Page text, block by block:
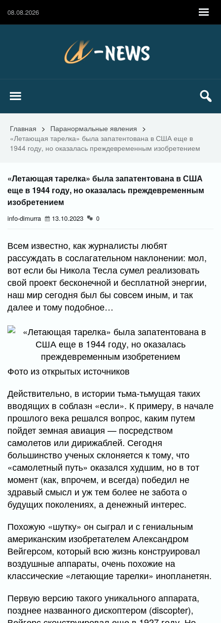
08.08.2026
Главная > Паранормальные явления >
«Летающая тарелка» была запатентована в США еще в
1944 году, но оказалась преждевременным изобретением
«Летающая тарелка» была запатентована в США
еще в 1944 году, но оказалась преждевременным
изобретением
info-dimurra 13.10.2023 0
Всем известно, как журналисты любят
рассуждать в сослагательном наклонении: мол,
вот если бы Никола Тесла сумел реализовать
свой проект бесконечной и бесплатной энергии,
наш мир сегодня был бы совсем иным, и так
далее и тому подобное…
Фото из открытых источников
Действительно, в истории тьма-тьмущая таких
вводящих в соблазн «если». К примеру, в начале
прошлого века решался вопрос, каким путем
пойдет земная авиация — посредством
самолетов или дирижаблей. Сегодня
большинство ученых склоняется к тому, что
«самолетный путь» оказался худшим, но в тот
момент (как, впрочем, и всегда) победил не
здравый смысл и уж тем более не забота о
будущих поколениях, а денежный интерес.
Похожую «шутку» он сыграл и с гениальным
американским изобретателем Александром
Вейгерсом, который всю жизнь конструировал
воздушные аппараты, очень похожие на
классические «летающие тарелки» инопланетян.
Первую версию такого уникального аппарата,
позднее названного дископтером (discopter),